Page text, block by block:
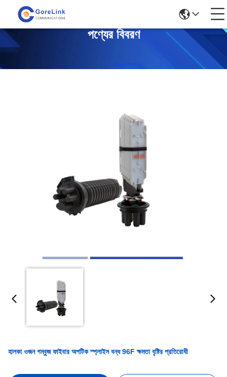
পণ্যের বিবরণ
হালকা ওজন গম্বুজ ফাইবার অপটিক স্প্লাইস বন্ধ 96F ক্ষমতা বৃষ্টির প্রতিরোধী